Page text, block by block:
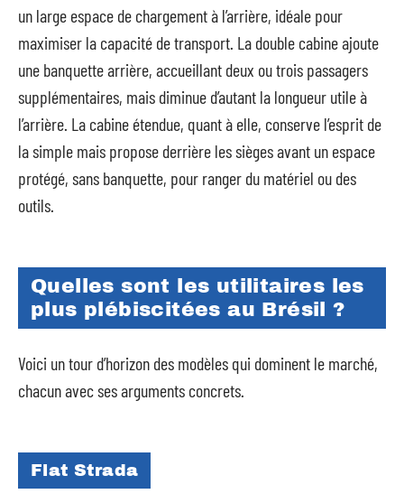
un large espace de chargement à l’arrière, idéale pour
maximiser la capacité de transport. La double cabine ajoute
une banquette arrière, accueillant deux ou trois passagers
supplémentaires, mais diminue d’autant la longueur utile à
l’arrière. La cabine étendue, quant à elle, conserve l’esprit de
la simple mais propose derrière les sièges avant un espace
protégé, sans banquette, pour ranger du matériel ou des
outils.
Quelles sont les utilitaires les
plus plébiscitées au Brésil ?
Voici un tour d’horizon des modèles qui dominent le marché,
chacun avec ses arguments concrets.
Fiat Strada